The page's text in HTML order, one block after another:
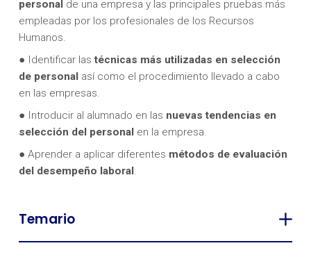
personal de una empresa y las principales pruebas más
empleadas por los profesionales de los Recursos
Humanos.
● Identificar lastécnicas más utilizadas en selección
de personalasí como el procedimiento llevado a cabo
en las empresas.
● Introducir al alumnado en las nuevas tendencias en
selección del personalen la empresa.
● Aprender a aplicar diferentes métodos de evaluación
del desempeño laboral.
Temario